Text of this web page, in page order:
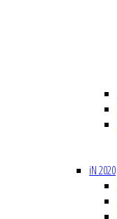
iN 2020